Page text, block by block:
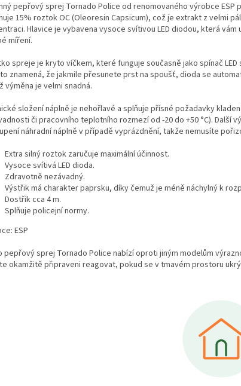
pepřový sprej Tornado Police od renomovaného výrobce
15% roztok OC (Oleoresin Capsicum), což je extrakt z velmi
Hlavice je vybavena vysoce svítivou LED diodou, která
míření.
spreje je kryto víčkem, které funguje současně jako spínač
znamená, že jakmile přesunete prst na spoušť, dioda se
výměna je velmi snadná.
složení náplně je nehořlavé a splňuje přísné požadavky
či pracovního teplotního rozmezí od -20 do +50 °C).
náhradní náplně v případě vyprázdnění, takže nemusíte
Extra silný roztok zaručuje maximální účinnost.
Vysoce svítivá LED dioda.
Zdravotně nezávadný.
Výstřik má charakter paprsku, díky čemuž je méně náchylný k
Dostřik cca 4 m.
Splňuje policejní normy.
ESP
pepřový sprej Tornado Police nabízí oproti jiným modelům
okamžitě připraveni reagovat, pokud se v tmavém prostoru